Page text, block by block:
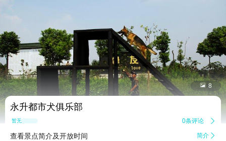
 8
永升都市犬俱乐部
暂无点评 0条评论 
查看景点简介及开放时间 简介 